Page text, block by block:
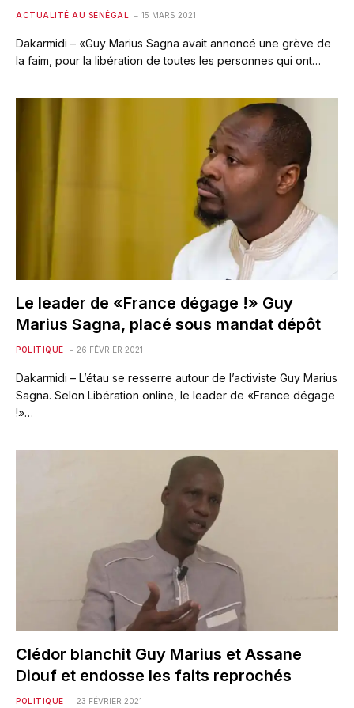
ACTUALITÉ AU SÉNÉGAL 15 MARS 2021
Dakarmidi – «Guy Marius Sagna avait annoncé une grève de
la faim, pour la libération de toutes les personnes qui ont…
Le leader de «France dégage !» Guy
Marius Sagna, placé sous mandat dépôt
POLITIQUE 26 FÉVRIER 2021
Dakarmidi – L’étau se resserre autour de l’activiste Guy Marius
Sagna. Selon Libération online, le leader de «France dégage
!»…
Clédor blanchit Guy Marius et Assane
Diouf et endosse les faits reprochés
POLITIQUE 23 FÉVRIER 2021